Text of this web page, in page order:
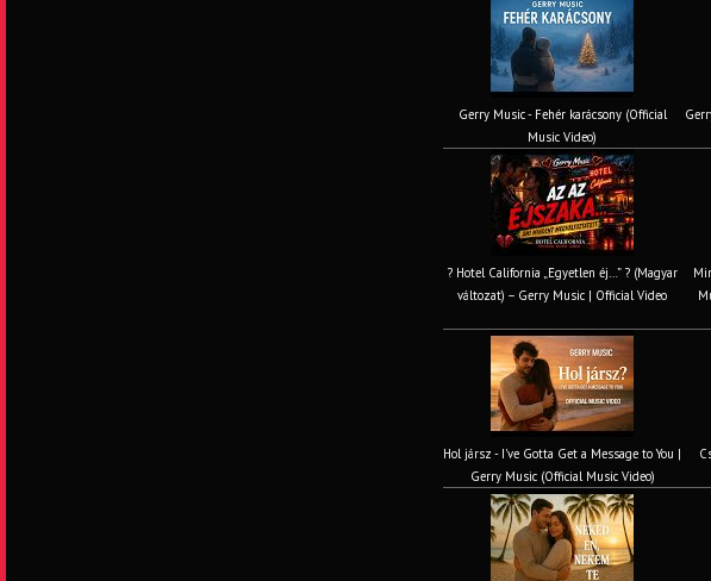
Gerry Music - Fehér karácsony (Official
Music Video)
? Hotel California „Egyetlen éj…” ? (Magyar
változat) – Gerry Music | Official Video
Hol jársz - I've Gotta Get a Message to You |
Gerry Music (Official Music Video)